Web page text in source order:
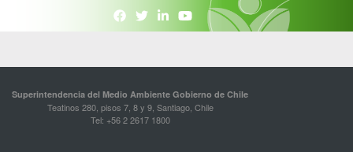
Superintendencia del Medio Ambiente Gobierno de Chile
Teatinos 280, pisos 7, 8 y 9, Santiago, Chile
Tel: +56 2 2617 1800